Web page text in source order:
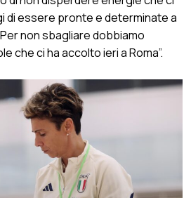
di essere pronte e determinate a
non sbagliare dobbiamo
che ci ha accolto ieri a Roma”.